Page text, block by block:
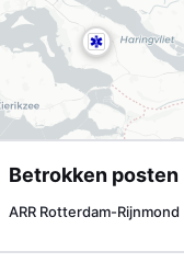
Betrokken posten
ARR Rotterdam-Rijnmond